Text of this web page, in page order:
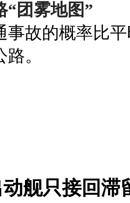
“团雾地图”
事故的概率比
。
舰只接回滞